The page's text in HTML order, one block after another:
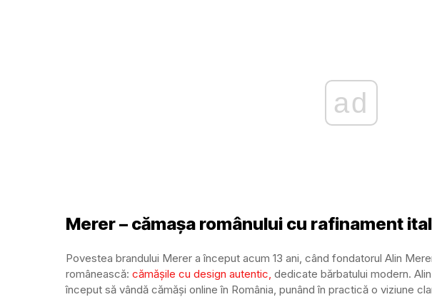
ad
Merer – cămașa românului cu rafinament
Povestea brandului Merer a început acum 13 ani, când fondatorul Alin
românească: cămășile cu design autentic, dedicate bărbatului modern.
început să vândă cămăși online în România, punând în practică o viziune